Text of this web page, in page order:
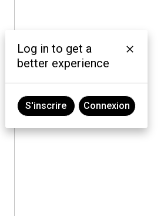
Log in to get a
better experience
S'inscrire Connexion